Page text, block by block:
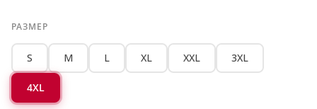
РАЗМЕР
S M L XL XXL 3XL
4XL